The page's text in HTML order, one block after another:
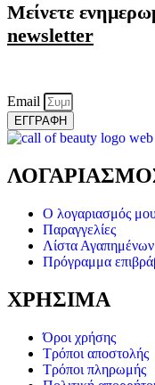
Μείνετε
newsletter
Email
ΕΓΓΡΑΦΗ
Ο λογαριασμός
Παραγγελίες
Λίστα Αγαπημένων
Πρόγραμμα
ΧΡΗΣΙΜΑ
Όροι χρήσης
Τρόποι αποστολής
Τρόποι πληρωμής